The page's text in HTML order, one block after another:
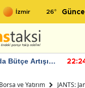
26° Güncel
Bütçe Artışı
Borsa ve Yatırım JANTS: